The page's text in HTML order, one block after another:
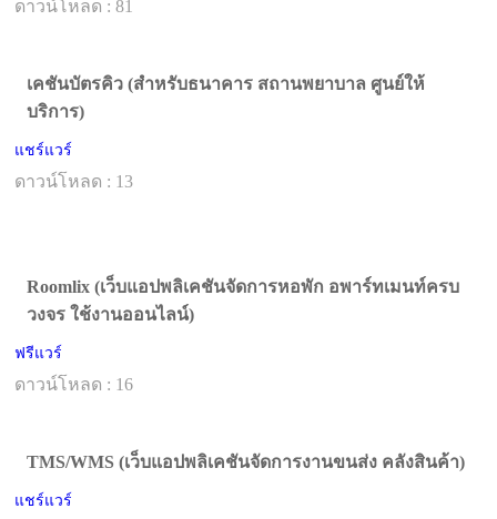
ดาวน์โหลด : 81
เคชันบัตรคิว (สำหรับธนาคาร สถานพยาบาล ศูนย์ให้
บริการ)
แชร์แวร์
ดาวน์โหลด : 13
Roomlix (เว็บแอปพลิเคชันจัดการหอพัก อพาร์ทเมนท์ครบ
วงจร ใช้งานออนไลน์)
ฟรีแวร์
ดาวน์โหลด : 16
TMS/WMS (เว็บแอปพลิเคชันจัดการงานขนส่ง คลังสินค้า)
แชร์แวร์